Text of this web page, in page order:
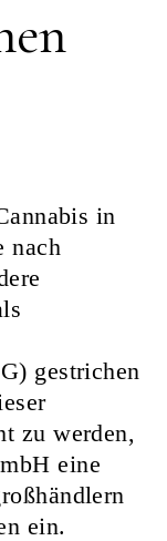
in
nach
gestrichen
zu werden,
eine
ein.